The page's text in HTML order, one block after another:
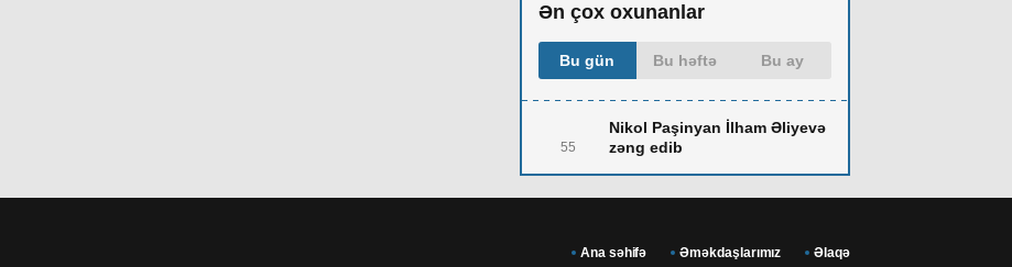
Ən çox oxunanlar
Bu gün Bu həftə Bu ay
55
Nikol Paşinyan İlham Əliyevə
zəng edib
Ana səhifə Əməkdaşlarımız Əlaqə